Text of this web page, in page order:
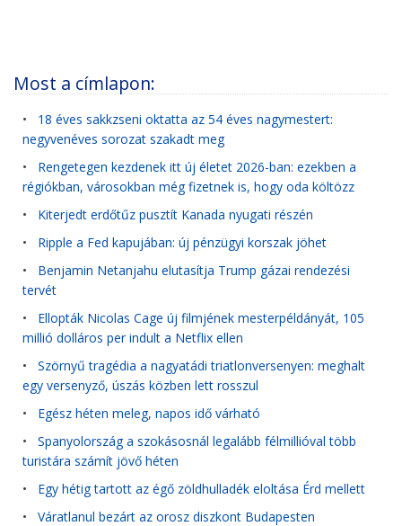
Most a címlapon:
• 18 éves sakkzseni oktatta az 54 éves nagymestert:
negyvenéves sorozat szakadt meg
• Rengetegen kezdenek itt új életet 2026-ban: ezekben a
régiókban, városokban még fizetnek is, hogy oda költözz
• Kiterjedt erdőtűz pusztít Kanada nyugati részén
• Ripple a Fed kapujában: új pénzügyi korszak jöhet
• Benjamin Netanjahu elutasítja Trump gázai rendezési
tervét
• Ellopták Nicolas Cage új filmjének mesterpéldányát, 105
millió dolláros per indult a Netflix ellen
• Szörnyű tragédia a nagyatádi triatlonversenyen: meghalt
egy versenyző, úszás közben lett rosszul
• Egész héten meleg, napos idő várható
• Spanyolország a szokásosnál legalább félmillióval több
turistára számít jövő héten
• Egy hétig tartott az égő zöldhulladék eloltása Érd mellett
• Váratlanul bezárt az orosz diszkont Budapesten